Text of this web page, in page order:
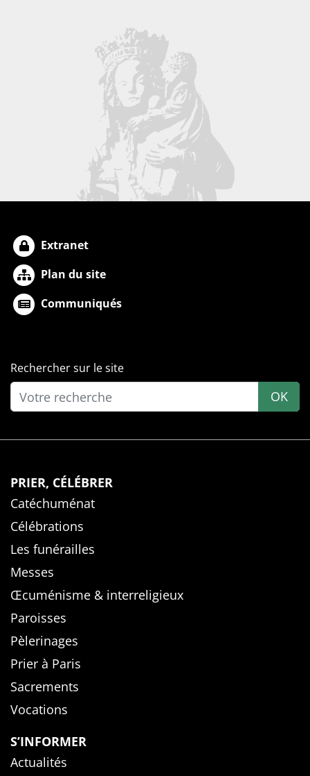
Extranet
Plan du site
Communiqués
Rechercher sur le site
OK
PRIER, CÉLÉBRER
Catéchuménat
Célébrations
Les funérailles
Messes
Œcuménisme & interreligieux
Paroisses
Pèlerinages
Prier à Paris
Sacrements
Vocations
S’INFORMER
Actualités